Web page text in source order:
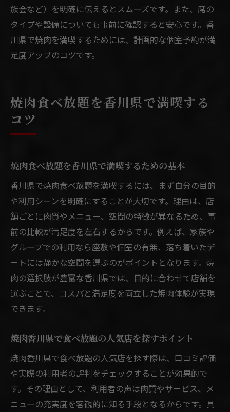
族会など）を明確に伝えるとスムーズです。また、席の
タイプや設備についても事前に確認すると安心です。香
川県で焼肉を満喫するためには、計画的な個室予約が満
足度アップのコツです。
焼肉食べ放題を香川県で満喫する
コツ
焼肉食べ放題を香川県で満喫するための基本
香川県で焼肉食べ放題を満喫するには、まず自分の目的
や利用シーンを明確にすることが大切です。理由は、店
舗ごとに肉質やメニュー、空間の特徴が異なるため、事
前の比較が満足度を左右するからです。例えば、家族や
グループでの利用なら座敷や個室の有無、落ち着いたデ
ートには静かな空間を選ぶのがポイントとなります。焼
肉の選択肢が豊富な香川県では、目的に合わせて店舗を
選ぶことで、コスパと満足度を両立した焼肉体験が実現
できます。
焼肉香川県で食べ放題の人気店を探すポイント
焼肉香川県で食べ放題の人気店を探す際は、口コミ評価
や実際の利用者の評判をチェックすることが効果的で
す。その理由として、利用者の声は肉質やサービス、メ
ニューの充実度を客観的に知る手段となるからです。具